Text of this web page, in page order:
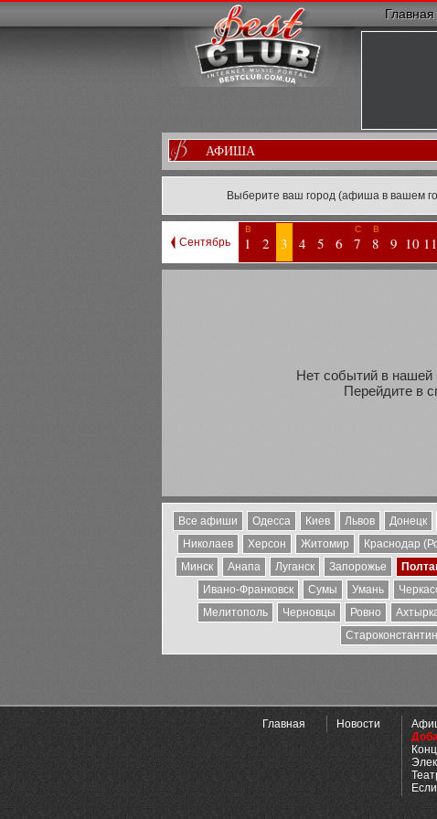
Главная
АФИША
Выберите ваш город (афиша в вашем
Сентябрь
В
1 2 3 4 5 6
С
7
В
8 9 10 11
Нет событий в нашей
Перейдите в
Все афиши Одесса Киев Львов Донецк
Николаев
Херсон Житомир Краснодар
Минск
Анапа Луганск Запорожье
Ивано-Франковск
Сумы Умань
Мелитополь
Черновцы Ровно
Главная Новости